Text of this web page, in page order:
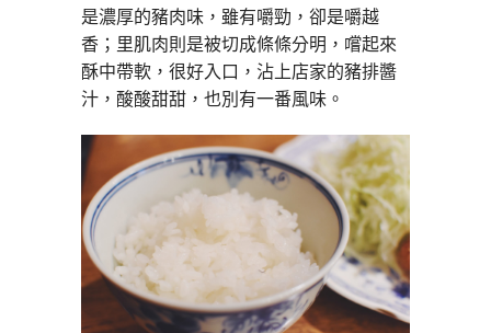
是濃厚的豬肉味，雖有嚼勁，卻是嚼越
香；里肌肉則是被切成條條分明，嚐起來
酥中帶軟，很好入口，沾上店家的豬排醬
汁，酸酸甜甜，也別有一番風味。